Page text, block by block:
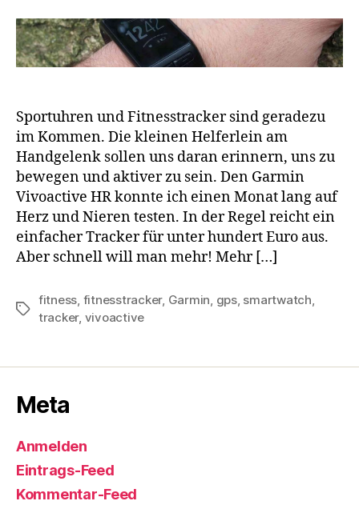
Sportuhren und Fitnesstracker sind geradezu
im Kommen. Die kleinen Helferlein am
Handgelenk sollen uns daran erinnern, uns zu
bewegen und aktiver zu sein. Den Garmin
Vivoactive HR konnte ich einen Monat lang auf
Herz und Nieren testen. In der Regel reicht ein
einfacher Tracker für unter hundert Euro aus.
Aber schnell will man mehr! Mehr […]
Schlagwörter
fitness, fitnesstracker, Garmin, gps, smartwatch,
tracker, vivoactive
Meta
Anmelden
Eintrags-Feed
Kommentar-Feed